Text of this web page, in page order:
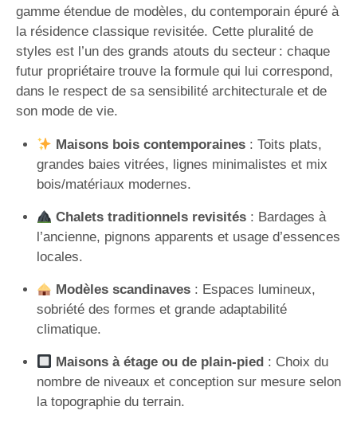
gamme étendue de modèles, du contemporain épuré à
la résidence classique revisitée. Cette pluralité de
styles est l’un des grands atouts du secteur : chaque
futur propriétaire trouve la formule qui lui correspond,
dans le respect de sa sensibilité architecturale et de
son mode de vie.
Maisons bois contemporaines: Toits plats,
grandes baies vitrées, lignes minimalistes et mix
bois/matériaux modernes.
Chalets traditionnels revisités: Bardages à
l’ancienne, pignons apparents et usage d’essences
locales.
Modèles scandinaves: Espaces lumineux,
sobriété des formes et grande adaptabilité
climatique.
Maisons à étage ou de plain-pied: Choix du
nombre de niveaux et conception sur mesure selon
la topographie du terrain.